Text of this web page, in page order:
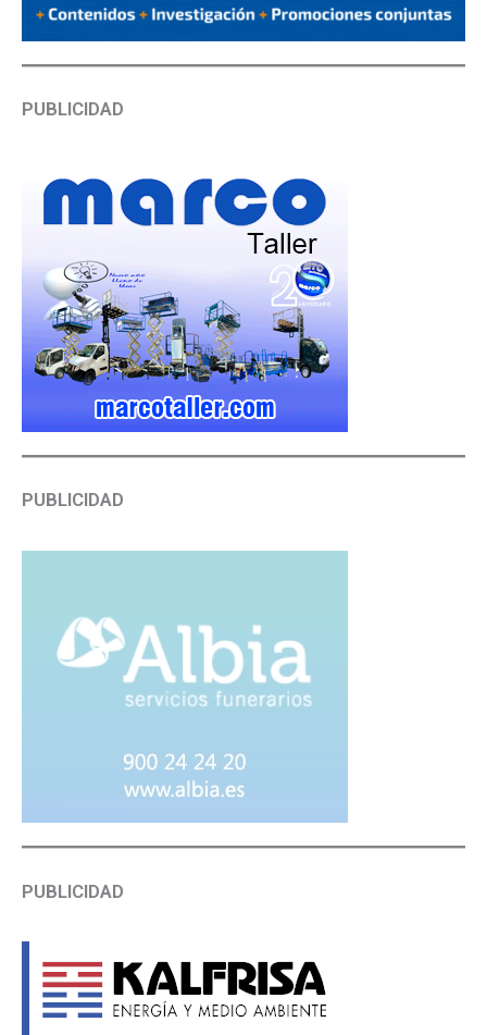
PUBLICIDAD
PUBLICIDAD
PUBLICIDAD